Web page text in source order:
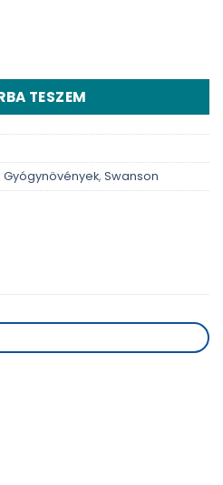
- 120 db mennyiség
TESZEM
Gyógynövények, Swanson